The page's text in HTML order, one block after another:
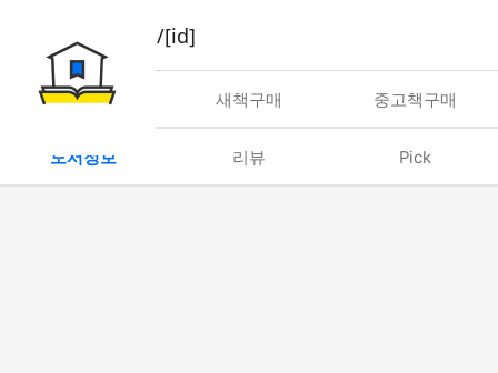
book/rent/[id]
대여 새책구매 중고책구매
도서정보 리뷰 Pick